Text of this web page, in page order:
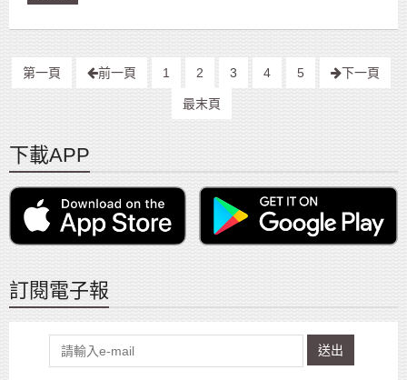
第一頁 前一頁 1 2 3 4 5 下一頁
最末頁
下載APP
訂閱電子報
送出